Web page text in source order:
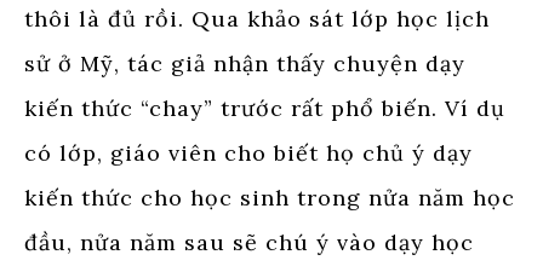
thôi là đủ rồi. Qua khảo sát lớp học lịch
sử ở Mỹ, tác giả nhận thấy chuyện dạy
kiến thức “chay” trước rất phổ biến. Ví dụ
có lớp, giáo viên cho biết họ chủ ý dạy
kiến thức cho học sinh trong nửa năm học
đầu, nửa năm sau sẽ chú ý vào dạy học